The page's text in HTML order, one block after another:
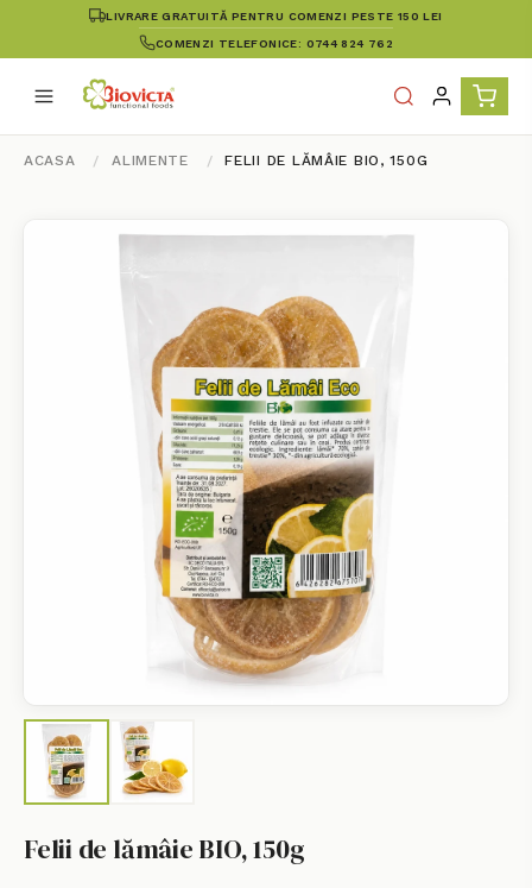
LIVRARE GRATUITĂ PENTRU COMENZI PESTE 150 LEI
COMENZI TELEFONICE: 0744 824 762
ACASA ALIMENTE FELII DE LĂMÂIE BIO, 150G
Felii de lămâie BIO, 150g